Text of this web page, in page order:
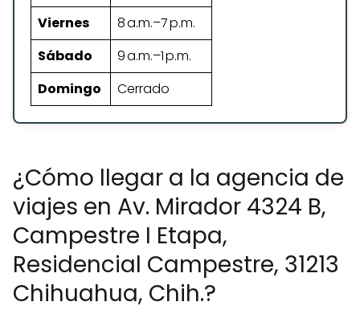
Viernes
8 a.m.–7 p.m.
Sábado
9 a.m.–1 p.m.
Domingo
Cerrado
¿Cómo llegar a la agencia de
viajes en Av. Mirador 4324 B,
Campestre I Etapa,
Residencial Campestre, 31213
Chihuahua, Chih.?